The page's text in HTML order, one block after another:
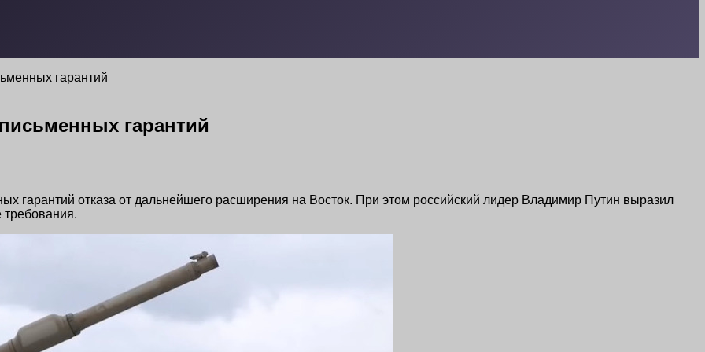
гарантий
гарантий
гарантий отказа от дальнейшего расширения на Восток. При этом российский лидер Владимир Путин выразил